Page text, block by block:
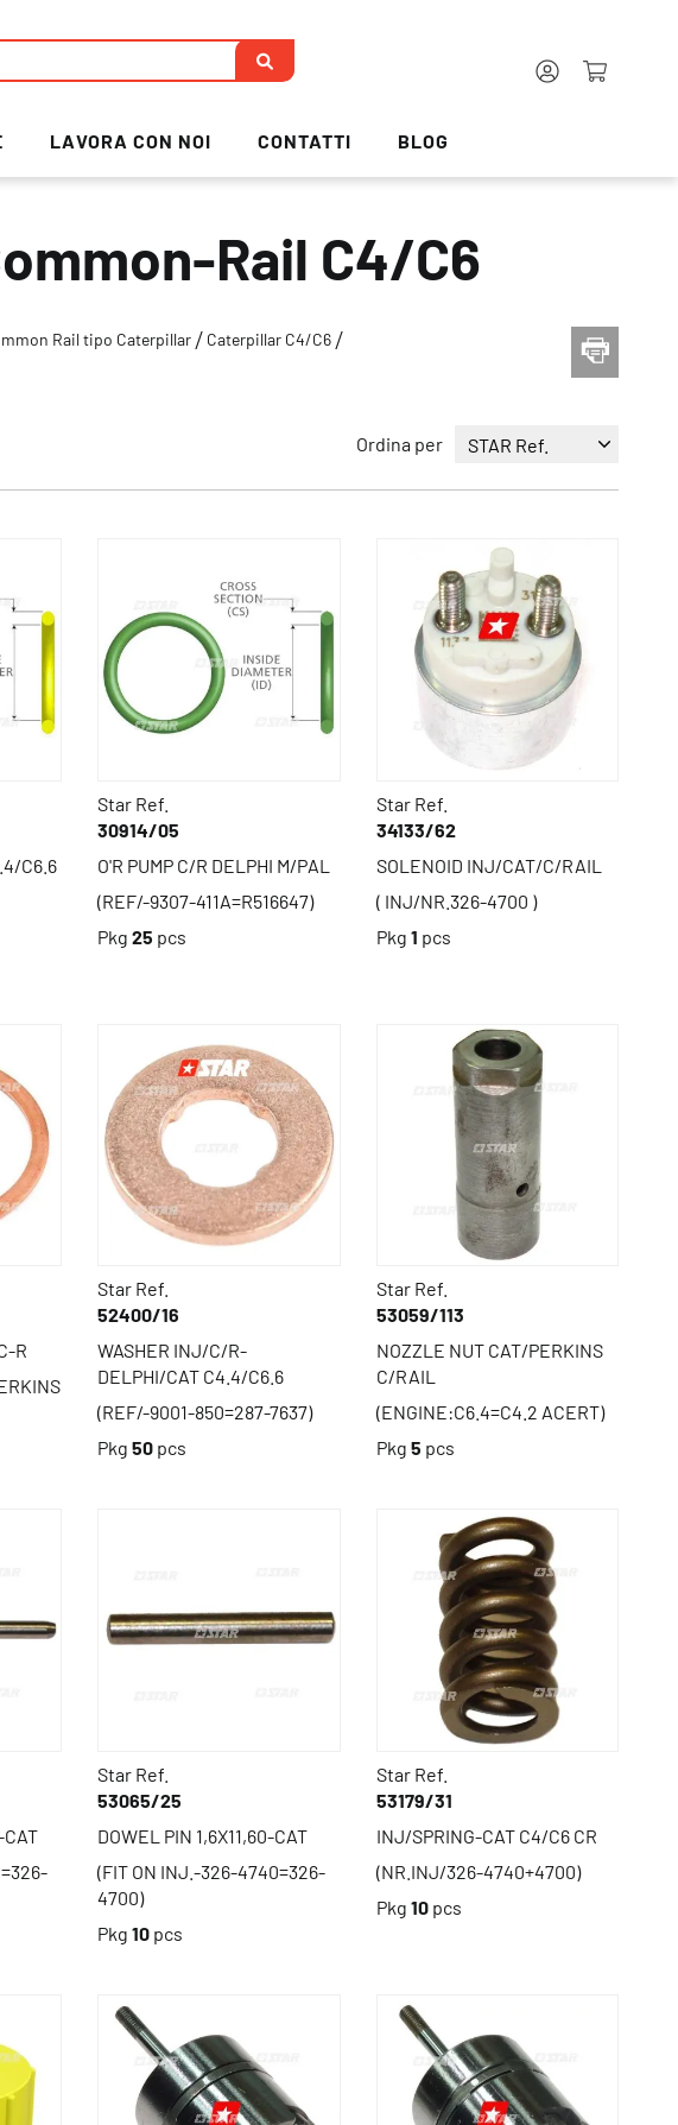
LAVORA CON NOI CONTATTI BLOG
Rail C4/C6
Rail tipo Caterpillar
Caterpillar C4/C6
Ordina per
C6.6
Star Ref.
30914/05
O'R PUMP C/R DELPHI M/PAL
(REF/-9307-411A=R516647)
Pkg 25 pcs
Star Ref.
34133/62
SOLENOID INJ/CAT/C/RAIL
( INJ/NR.326-4700 )
Pkg 1 pcs
R
Star Ref.
52400/16
WASHER INJ/C/R-
DELPHI/CAT C4.4/C6.6
(REF/-9001-850=287-7637)
Pkg 50 pcs
Star Ref.
53059/113
NOZZLE NUT CAT/PERKINS
C/RAIL
(ENGINE:C6.4=C4.2 ACERT)
Pkg 5 pcs
Star Ref.
53065/25
DOWEL PIN 1,6X11,60-CAT
(FIT ON INJ.-326-4740=326-
4700)
Pkg 10 pcs
Star Ref.
53179/31
INJ/SPRING-CAT C4/C6 CR
(NR.INJ/326-4740+4700)
Pkg 10 pcs